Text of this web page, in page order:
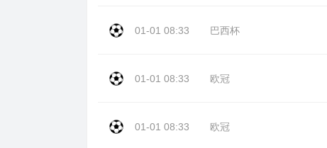
01-01 08:33 巴西杯
01-01 08:33 欧冠
01-01 08:33 欧冠